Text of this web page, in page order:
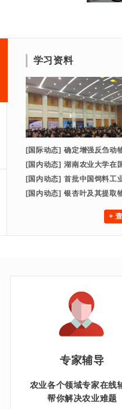
学习资料
[国际动态] 确定增强反刍动
[国内动态] 湖南农业大学在
[国内动态] 首批中国饲料工
[国内动态] 银杏叶及其提取
+
专家辅导
农业各个领域专家在线
帮你解决农业难题